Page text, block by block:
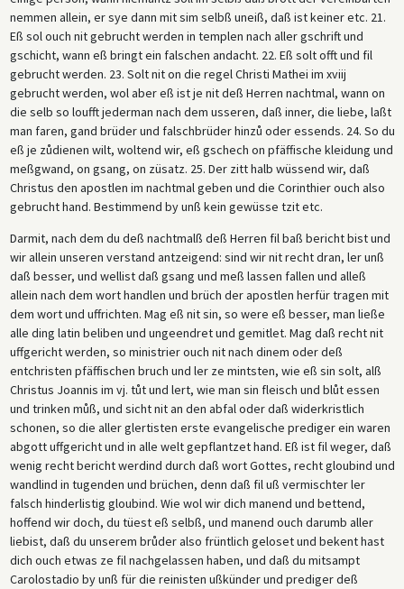
nemmen allein, er sye dann mit sim selbß uneiß, daß ist keiner etc. 21.
Eß sol ouch nit gebrucht werden in templen nach aller gschrift und
gschicht, wann eß bringt ein falschen andacht. 22. Eß solt offt und fil
gebrucht werden. 23. Solt nit on die regel Christi Mathei im xviij
gebrucht werden, wol aber eß ist je nit deß Herren nachtmal, wann on
die selb so loufft jederman nach dem usseren, daß inner, die liebe, laßt
man faren, gand brüder und falschbrüder hinzů oder essends. 24. So du
eß je zůdienen wilt, woltend wir, eß gschech on pfäffische kleidung und
meßgwand, on gsang, on züsatz. 25. Der zitt halb wüssend wir, daß
Christus den apostlen im nachtmal geben und die Corinthier ouch also
gebrucht hand. Bestimmend by unß kein gewüsse tzit etc.
Darmit, nach dem du deß nachtmalß deß Herren fil baß bericht bist und
wir allein unseren verstand antzeigend: sind wir nit recht dran, ler unß
daß besser, und wellist daß gsang und meß lassen fallen und alleß
allein nach dem wort handlen und brüch der apostlen herfür tragen mit
dem wort und uffrichten. Mag eß nit sin, so were eß besser, man ließe
alle ding latin beliben und ungeendret und gemitlet. Mag daß recht nit
uffgericht werden, so ministrier ouch nit nach dinem oder deß
entchristen pfäffischen bruch und ler ze mintsten, wie eß sin solt, alß
Christus Joannis im vj. tůt und lert, wie man sin fleisch und blůt essen
und trinken můß, und sicht nit an den abfal oder daß widerkristlich
schonen, so die aller glertisten erste evangelische prediger ein waren
abgott uffgericht und in alle welt gepflantzet hand. Eß ist fil weger, daß
wenig recht bericht werdind durch daß wort Gottes, recht gloubind und
wandlind in tugenden und brüchen, denn daß fil uß vermischter ler
falsch hinderlistig gloubind. Wie wol wir dich manend und bettend,
hoffend wir doch, du tüest eß selbß, und manend ouch darumb aller
liebist, daß du unserem brůder also früntlich geloset und bekent hast
dich ouch etwas ze fil nachgelassen haben, und daß du mitsampt
Carolostadio by unß für die reinisten ußkünder und prediger deß